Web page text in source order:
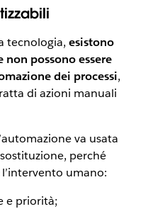
tecnologia, esistono
possono essere
dei processi,
di azioni manuali
va usata
perché
umano:
e priorità;